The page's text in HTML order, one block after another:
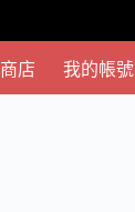
商店 我的帳號